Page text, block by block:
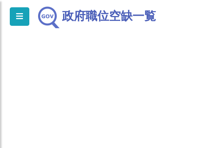
政府職位空缺一覧